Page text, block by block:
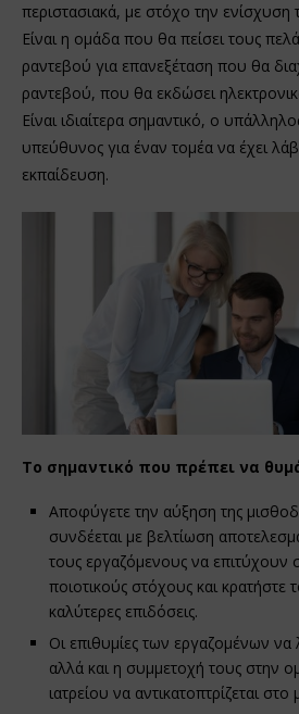
περιστασιακά, με στόχο την ενίσχυση
Είναι η ομάδα που θα πείσει τους
ραντεβού για επανεξέταση που θα
ραντεβού, που θα εκδώσει
Είναι ιδιαίτερα σημαντικό, ο
υπεύθυνος για έναν τομέα να έχει
εκπαίδευση.
Το σημαντικό που πρέπει να
Αποφύγετε την αύξηση της
συνδέεται με βελτίωση
τους εργαζόμενους να επιτύχουν
ποιοτικούς στόχους και κρατήστε
καλύτερες επιδόσεις.
Οι επιθυμίες των εργαζομένων
αλλά και η συμμετοχή τους στην
ιατρείου να αντικατοπτρίζεται στο